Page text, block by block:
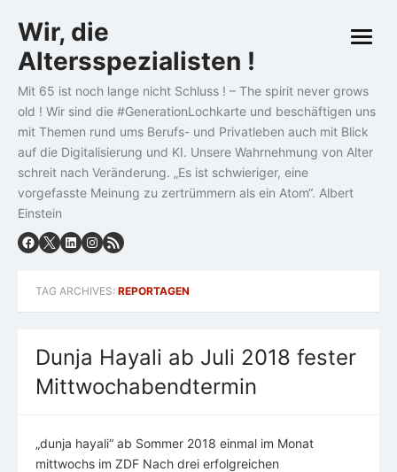
to
content
Wir, die
Altersspezialisten !
Mit 65 ist noch lange nicht Schluss ! – The spirit never grows
old ! Wir sind die #GenerationLochkarte und beschäftigen uns
mit Themen rund ums Berufs- und Privatleben auch mit Blick
auf die Digitalisierung und KI. Unsere Wahrnehmung von Alter
schreit nach Veränderung. „Es ist schwieriger, eine
vorgefasste Meinung zu zertrümmern als ein Atom“. Albert
Einstein
open
TAG ARCHIVES: REPORTAGEN
Dunja Hayali ab Juli 2018 fester
Mittwochabendtermin
„dunja hayali“ ab Sommer 2018 einmal im Monat
mittwochs im ZDF Nach drei erfolgreichen